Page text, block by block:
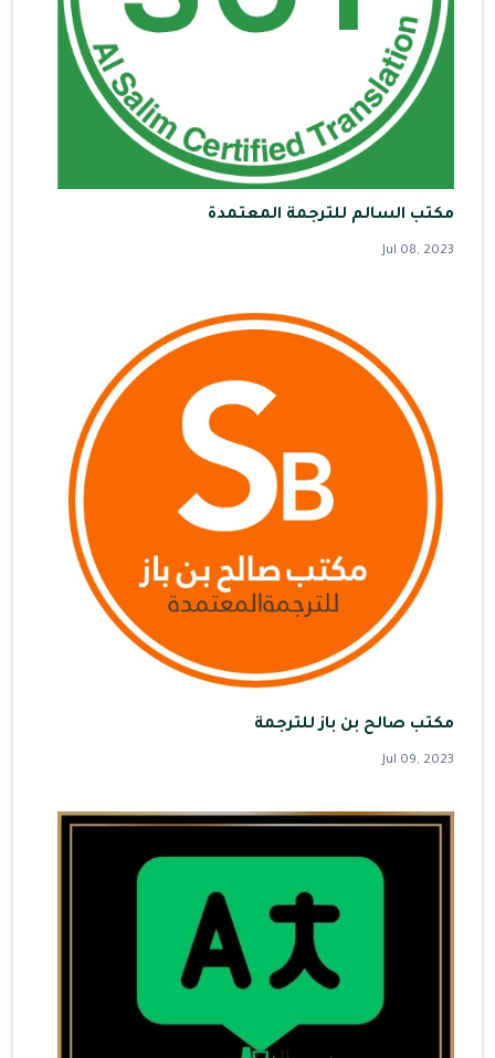
مكتب السالم للترجمة المعتمدة
Jul 08, 2023
مكتب صالح بن باز للترجمة
Jul 09, 2023